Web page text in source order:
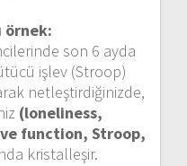
örnek:
son 6 ayda
işlev (Stroop)
netleştirdiğinizde,
(loneliness,
function, Stroop,
kristalleşir.